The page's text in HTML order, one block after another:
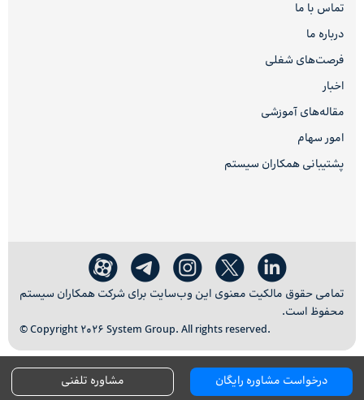
تماس با ما
درباره ما
فرصت‌های شغلی
اخبار
مقاله‌های آموزشی
امور سهام
پشتیبانی همکاران سیستم
تمامی حقوق مالکیت معنوی این وب‌سایت برای شرکت همکاران سیستم
محفوظ است.
© Copyright 2026 System Group. All rights reserved.
درخواست مشاوره رایگان مشاوره تلفنی